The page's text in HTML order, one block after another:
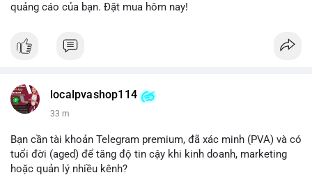
quảng cáo của bạn. Đặt mua hôm nay!
localpvashop114
33 m
Bạn cần tài khoản Telegram premium, đã xác minh (PVA) và có
tuổi đời (aged) để tăng độ tin cậy khi kinh doanh, marketing
hoặc quản lý nhiều kênh?